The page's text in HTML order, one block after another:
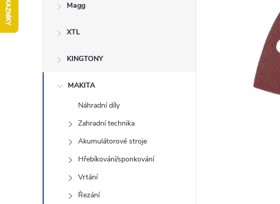
r
Magg
XTL
KINGTONY
MAKITA
Náhradní díly
Zahradní technika
Akumulátorové stroje
Hřebíkování/sponkování
Vrtání
Řezání